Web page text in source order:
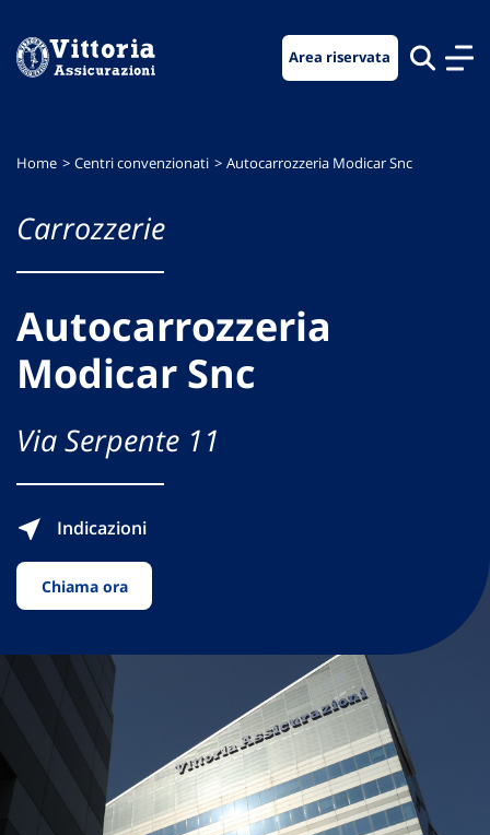
menu
contenuto
footer
Area riservata
Home Centri convenzionati Autocarrozzeria Modicar Snc
Carrozzerie
Autocarrozzeria
Modicar Snc
Via Serpente 11
Indicazioni
Chiama ora